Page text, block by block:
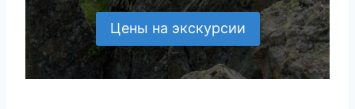
Цены на экскурсии